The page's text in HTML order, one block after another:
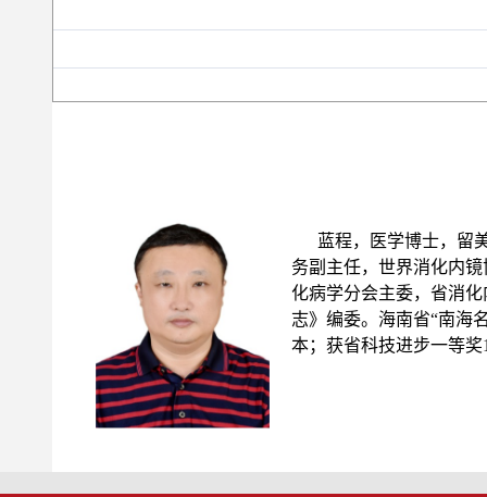
蓝程，医学博士，留
务副主任，世界消化内
化病学分会主委，省消
志》编委。海南省“南海
本；获省科技进步一等